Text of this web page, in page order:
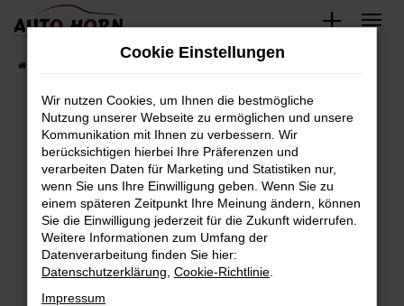
Zum
springen
Fahrzeugbestand
Fehler: Network Error
Beim Laden ist ein Fehler aufgetreten.
Hier sind ein paar Tipps, die dir helfen können:
Überprüfe deine Firewall und deine
Internetverbindung.
Laden andere Webseiten, zum Beispiel deine
Suchmaschine?
Cookie Einstellungen
Wir nutzen Cookies, um Ihnen die bestmögliche
Nutzung unserer Webseite zu ermöglichen und unsere
Kommunikation mit Ihnen zu verbessern. Wir
berücksichtigen hierbei Ihre Präferenzen und
verarbeiten Daten für Marketing und Statistiken nur,
wenn Sie uns Ihre Einwilligung geben. Wenn Sie zu
einem späteren Zeitpunkt Ihre Meinung ändern, können
Sie die Einwilligung jederzeit für die Zukunft widerrufen.
Weitere Informationen zum Umfang der
Datenverarbeitung finden Sie hier:
Datenschutzerklärung Cookie-Richtlinie
Impressum